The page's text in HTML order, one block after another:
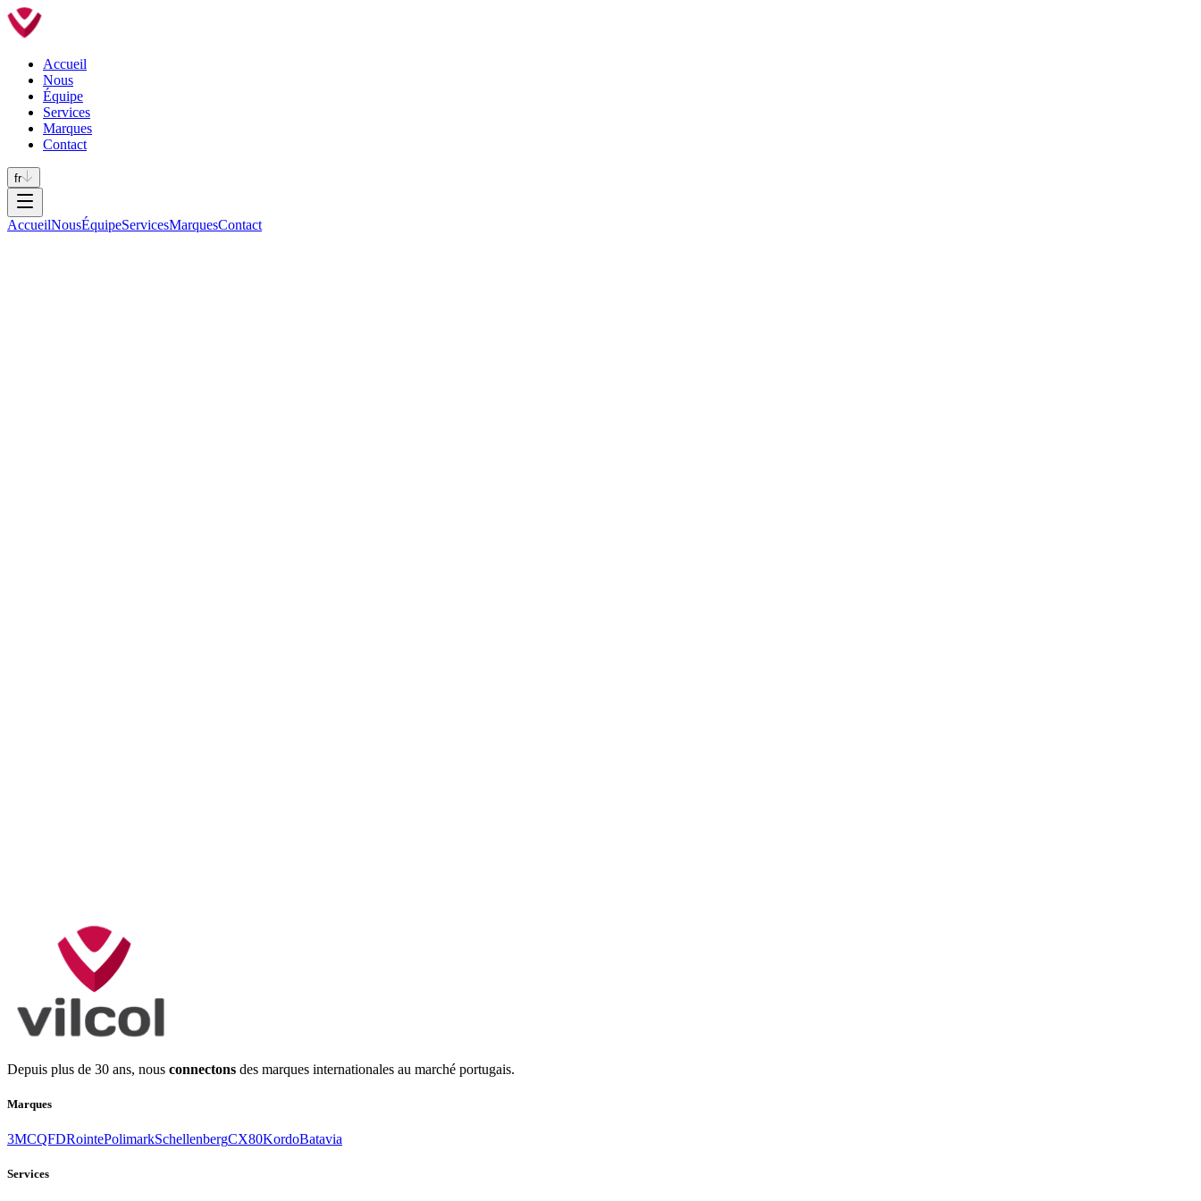
Accueil
Nous
Équipe
Services
Marques
Contact
fr
AccueilNousÉquipeServicesMarquesContact
Depuis plus de 30 ans, nous connectons des marques internationales au marché portugais.
Marques
3MCQFDRointePolimarkSchellenbergCX80KordoBatavia
Services